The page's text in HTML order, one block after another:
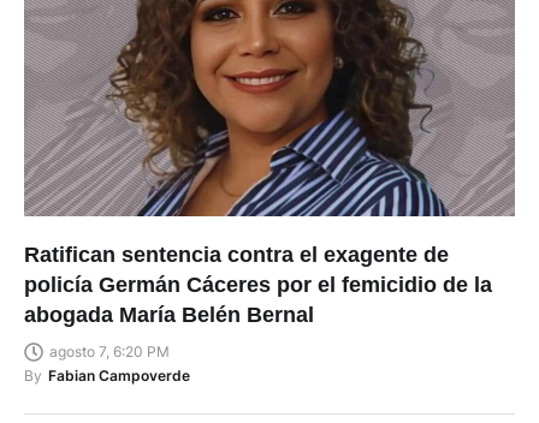
Ratifican sentencia contra el exagente de
policía Germán Cáceres por el femicidio de la
abogada María Belén Bernal
agosto 7, 6:20 PM
By Fabian Campoverde